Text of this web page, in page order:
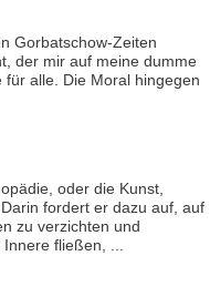
Gorbatschow-Zeiten
der mir auf meine dumme
alle. Die Moral hingegen
oder die Kunst,
fordert er dazu auf, auf
zu verzichten und
fließen, ...